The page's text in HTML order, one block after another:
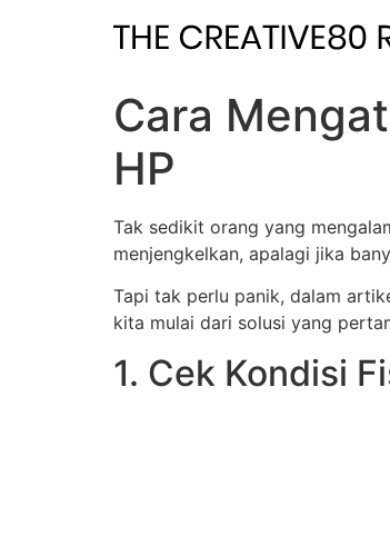
Cara
HP
Tak sedikit orang yang
menjengkelkan, apalagi jika
Tapi tak perlu panik, dalam
kita mulai dari solusi yang
1. Cek Kondisi